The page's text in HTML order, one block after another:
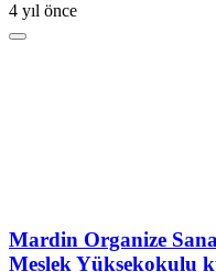
4 yıl önce
Mardin Organize
Meslek Yüksekokulu